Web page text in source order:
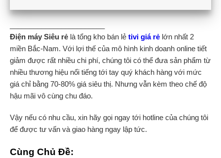
Điện máy Siêu rẻ là tổng kho bán lẻ tivi giá rẻ lớn nhất 2
miền Bắc-Nam. Với lợi thế của mô hình kinh doanh online tiết
giảm được rất nhiều chi phí, chúng tôi có thể đưa sản phẩm từ
nhiều thương hiệu nổi tiếng tới tay quý khách hàng với mức
giá chỉ bằng 70-80% giá siêu thị. Nhưng vẫn kèm theo chế độ
hậu mãi vô cùng chu đáo.
Vậy nếu có nhu cầu, xin hãy gọi ngay tới hotline của chúng tôi
để được tư vấn và giao hàng ngay lập tức.
Cùng Chủ Đề: